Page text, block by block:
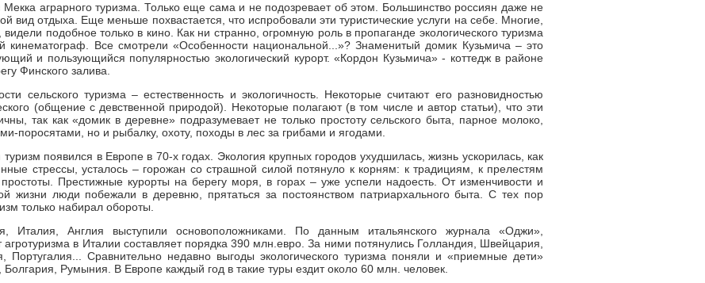
аграрного туризма. Только еще сама и не подозревает об этом. Большинство россиян даже не
вид отдыха. Еще меньше похвастается, что испробовали эти туристические услуги на себе. Многие,
подобное только в кино. Как ни странно, огромную роль в пропаганде экологического туризма
кинематограф. Все смотрели «Особенности национальной...»? Знаменитый домик Кузьмича – это
и пользующийся популярностью экологический курорт. «Кордон Кузьмича» - коттедж в районе
Финского залива.
сельского туризма – естественность и экологичность. Некоторые считают его разновидностью
(общение с девственной природой). Некоторые полагают (в том числе и автор статьи), что эти
так как «домик в деревне» подразумевает не только простоту сельского быта, парное молоко,
поросятами, но и рыбалку, охоту, походы в лес за грибами и ягодами.
появился в Европе в 70-х годах. Экология крупных городов ухудшилась, жизнь ускорилась, как
стрессы, усталось – горожан со страшной силой потянуло к корням: к традициям, к прелестям
простоты. Престижные курорты на берегу моря, в горах – уже успели надоесть. От изменчивости и
жизни люди побежали в деревню, прятаться за постоянством патриархального быта. С тех пор
только набирал обороты.
Италия, Англия выступили основоположниками. По данным итальянского журнала «Оджи»,
в Италии составляет порядка 390 млн.евро. За ними потянулись Голландия, Швейцария,
Португалия... Сравнительно недавно выгоды экологического туризма поняли и «приемные дети»
Румыния. В Европе каждый год в такие туры ездит около 60 млн. человек.